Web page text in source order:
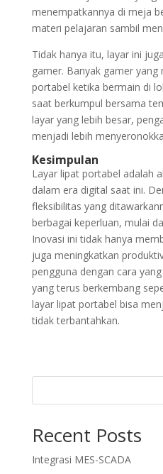
menempatkannya di meja
materi pelajaran sambil
Tidak hanya itu, layar ini
gamer. Banyak gamer
portabel ketika bermain di
saat berkumpul bersama
layar yang lebih besar,
menjadi lebih
Kesimpulan
Layar lipat portabel adalah
dalam era digital saat ini.
fleksibilitas yang
berbagai keperluan, mulai
Inovasi ini tidak hanya
juga meningkatkan
pengguna dengan cara
yang terus berkembang
layar lipat portabel bisa
tidak terbantahkan.
Recent Posts
Integrasi MES-SCADA